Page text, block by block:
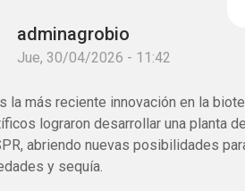
adminagrobio
Jue, 30/04/2026 - 11:42
la más reciente innovación en la
lograron desarrollar una planta
abriendo nuevas posibilidades
y sequía.